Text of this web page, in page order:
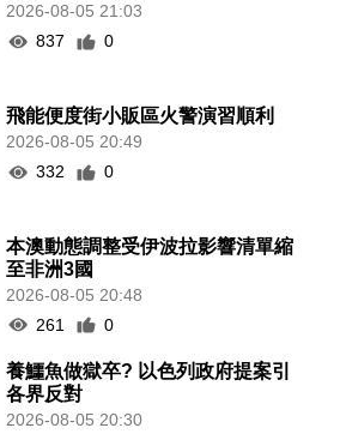
2026-08-05 21:03
837
0
飛能便度街小販區火警演習順利
2026-08-05 20:49
332
0
本澳動態調整受伊波拉影響清單縮
至非洲3國
2026-08-05 20:48
261
0
養鱷魚做獄卒? 以色列政府提案引
各界反對
2026-08-05 20:30